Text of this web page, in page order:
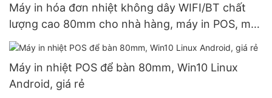
Máy in hóa đơn nhiệt không dây WIFI/BT chất
lượng cao 80mm cho nhà hàng, máy in POS, máy
in nhiệt để bàn 80mm
Máy in nhiệt POS để bàn 80mm, Win10 Linux
Android, giá rẻ